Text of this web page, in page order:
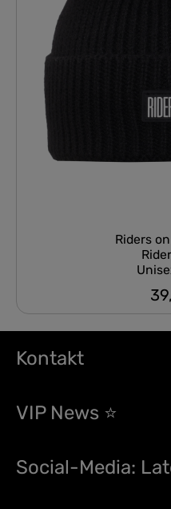
Riders
Kontakt
VIP News ⭐
Social-Media: